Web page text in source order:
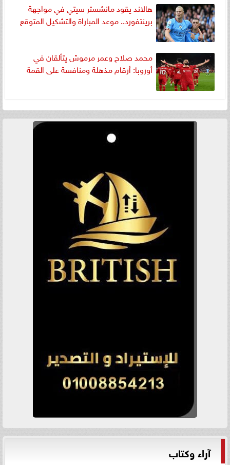
هالاند يقود مانشستر سيتي في مواجهة
برينتفورد.. موعد المباراة والتشكيل المتوقع
محمد صلاح وعمر مرموش يتألقان في
أوروبا: أرقام مذهلة ومنافسة على القمة
آراء وكتاب